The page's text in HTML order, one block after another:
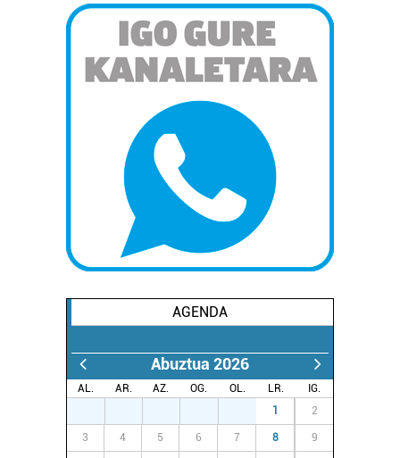
AGENDA
Abuztua 2026
AL. AR. AZ. OG. OL. LR.
IG.
1 2
3 4 5 6 7 8 9